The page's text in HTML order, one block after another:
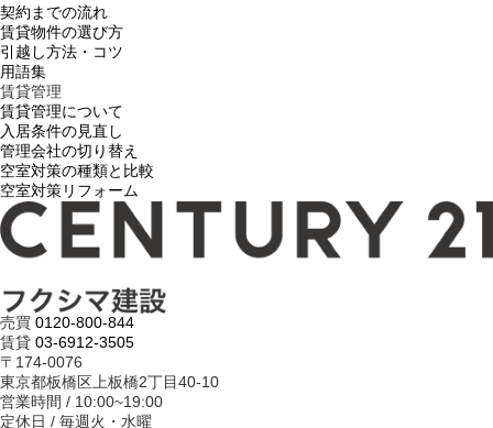
契約までの流れ
賃貸物件の選び方
引越し方法・コツ
用語集
賃貸管理
賃貸管理について
入居条件の見直し
管理会社の切り替え
空室対策の種類と比較
空室対策リフォーム
売買 0120-800-844
賃貸 03-6912-3505
〒174-0076
東京都板橋区上板橋2丁目40-10
営業時間 / 10:00~19:00
定休日 / 毎週火・水曜